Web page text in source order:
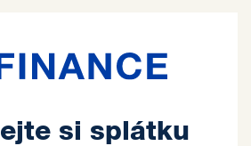
si splátku